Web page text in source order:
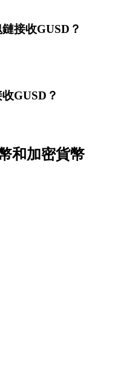
接收GUSD？
GUSD？
和加密貨幣